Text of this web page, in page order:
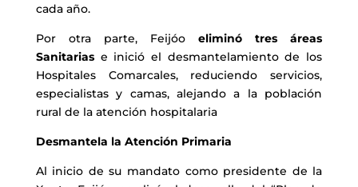
cada año.
Por otra parte, Feijóoeliminó tres áreas
Sanitariase inició el desmantelamiento de los
Hospitales Comarcales, reduciendo servicios,
especialistas y camas, alejando a la población
rural de la atención hospitalaria
Desmantela la Atención Primaria
Al inicio de su mandato como presidente de la